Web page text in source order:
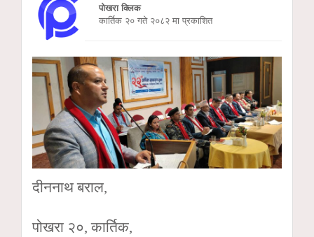
पोखरा क्लिक
कार्तिक २० गते २०८२ मा प्रकाशित
दीननाथ बराल,
पोखरा २०, कार्तिक,